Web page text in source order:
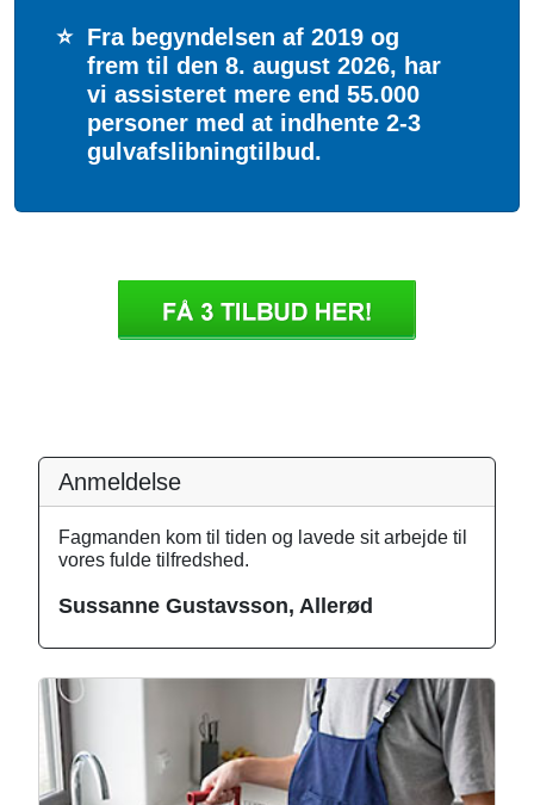
⭐ Fra begyndelsen af 2019 og
frem til den 8. august 2026, har
vi assisteret mere end 55.000
personer med at indhente 2-3
gulvafslibningtilbud.
Anmeldelse
Fagmanden kom til tiden og lavede sit arbejde til
vores fulde tilfredshed.
Sussanne Gustavsson, Allerød